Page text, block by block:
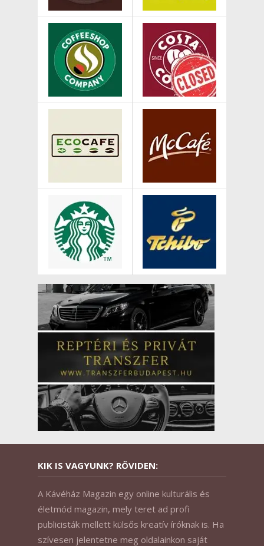
KIK IS VAGYUNK? RÖVIDEN:
A Kávéház Magazin egy online kulturális és
életmód magazin, mely teret ad profi
publicisták mellett külsős kreatív íróknak is. Ha
szívesen jelentetne meg oldalainkon saját